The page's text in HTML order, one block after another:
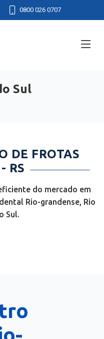
0800 026 0707
Sul
DE FROTAS
RS
do mercado em
Rio-grandense, Rio
Sul.